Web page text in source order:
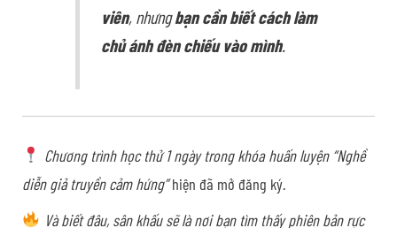
viên, nhưngbạn cần biết cách làm
chủ ánh đèn chiếu vào mình.
Chương trình học thử 1 ngày trong khóa huấn luyện “Nghề
diễn giả truyền cảm hứng”hiện đã mở đăng ký.
Và biết đâu, sân khấu sẽ là nơi bạn tìm thấy phiên bản rực